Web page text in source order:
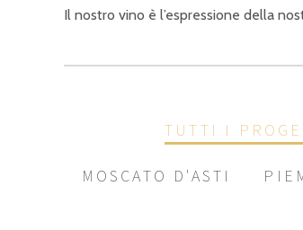
Il nostro vino è l’espressione della
TUTTI I
MOSCATO D'ASTI